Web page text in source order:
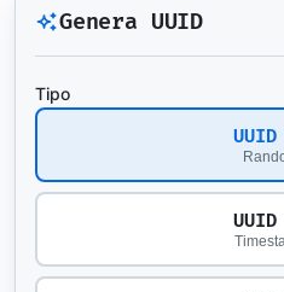
Genera UUID
Tipo